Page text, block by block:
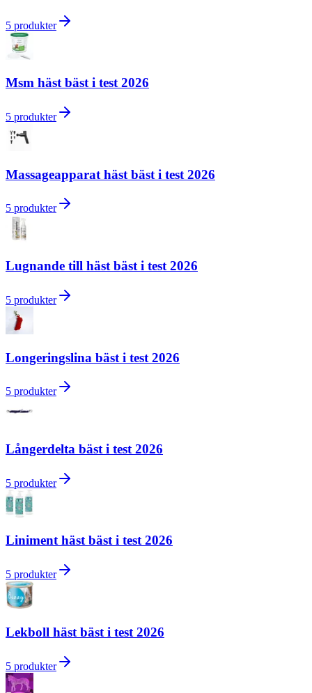
5 produkter
Msm häst bäst i test 2026
5 produkter
Massageapparat häst bäst i test 2026
5 produkter
Lugnande till häst bäst i test 2026
5 produkter
Longeringslina bäst i test 2026
5 produkter
Långerdelta bäst i test 2026
5 produkter
Liniment häst bäst i test 2026
5 produkter
Lekboll häst bäst i test 2026
5 produkter